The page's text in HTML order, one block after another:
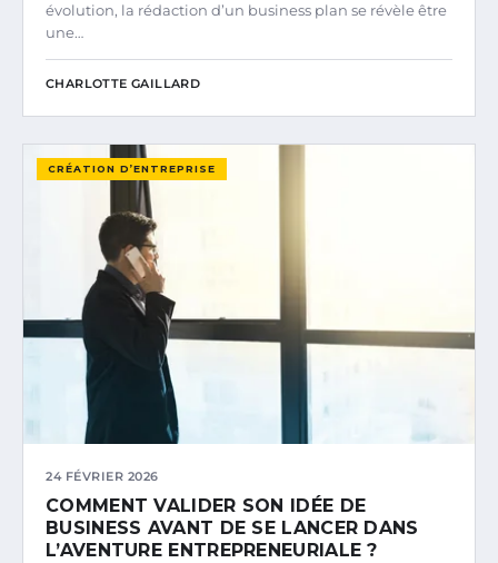
évolution, la rédaction d’un business plan se révèle être
une…
CHARLOTTE GAILLARD
CRÉATION D’ENTREPRISE
24 FÉVRIER 2026
COMMENT VALIDER SON IDÉE DE
BUSINESS AVANT DE SE LANCER DANS
L’AVENTURE ENTREPRENEURIALE ?